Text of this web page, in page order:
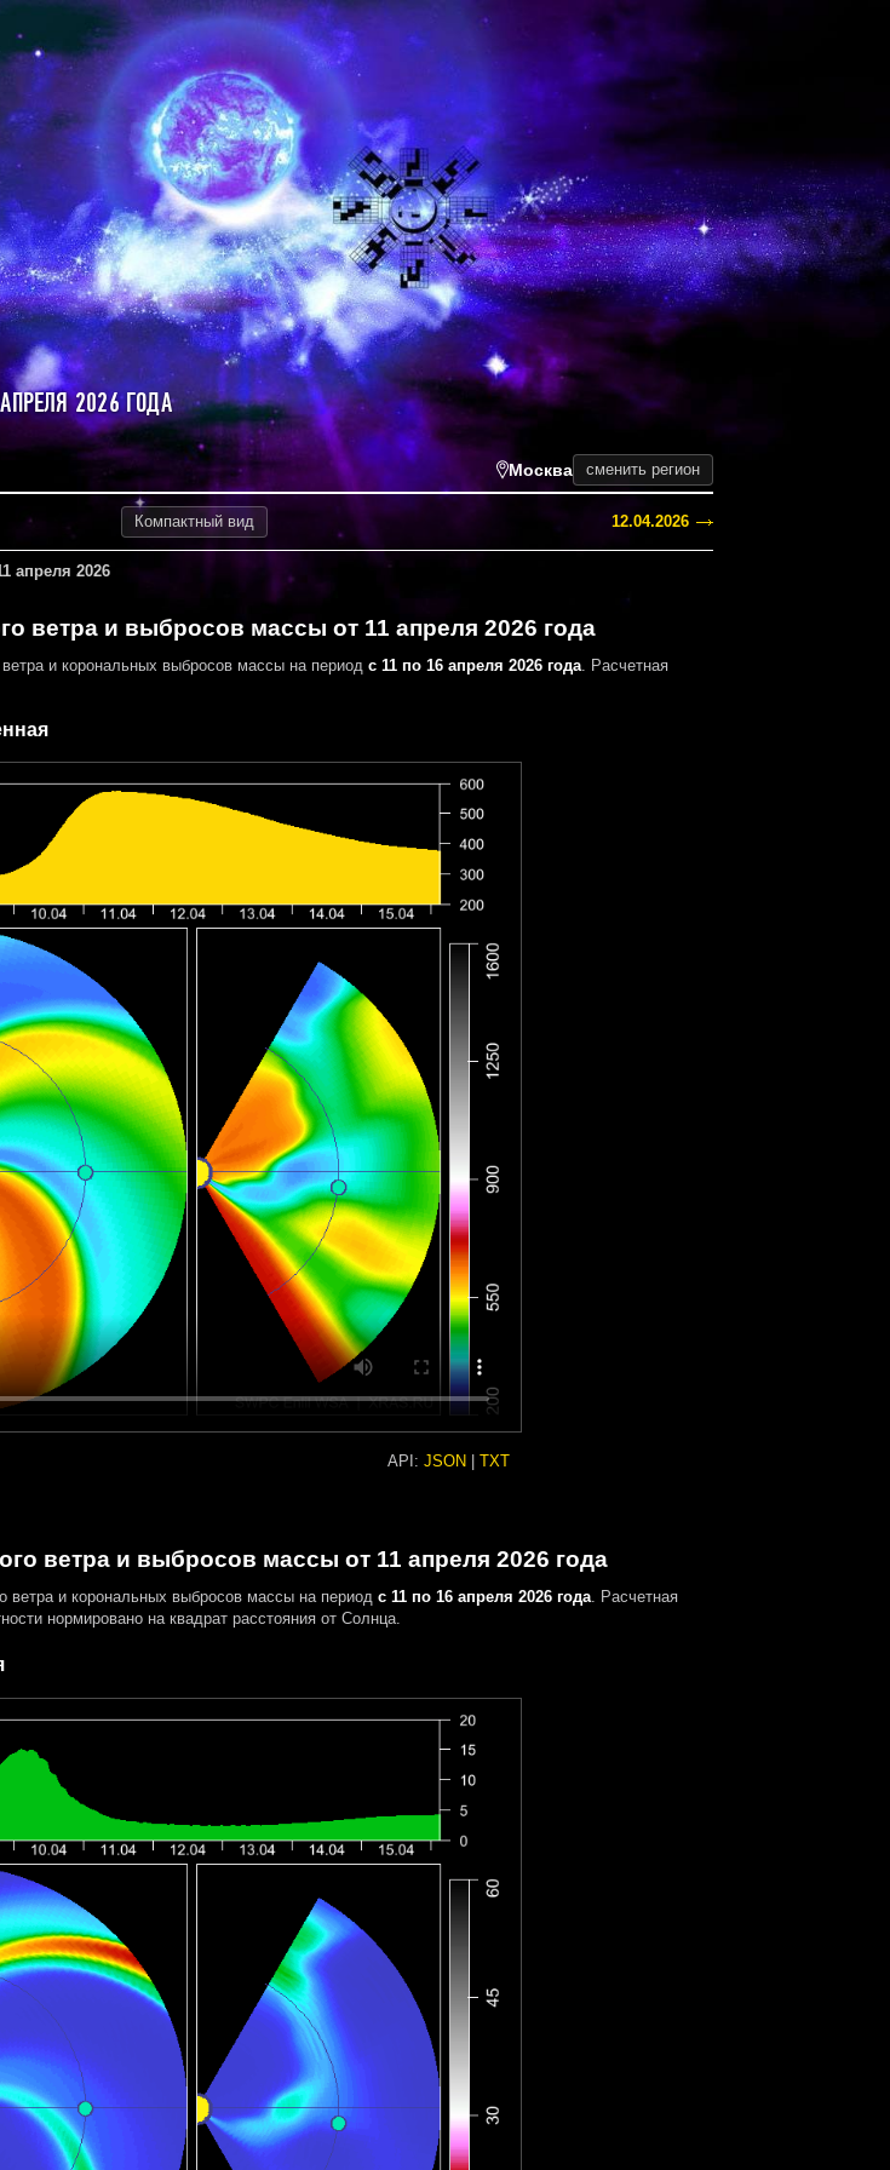
2026 ГОДА
Москва сменить регион
Компактный вид 12.04.2026
апреля 2026
ветра и выбросов массы от 11 апреля 2026 года
ветра и корональных выбросов массы на период с 11 по 16 апреля 2026 года. Расчетная
API: JSON TXT
ветра и выбросов массы от 11 апреля 2026 года
ветра и корональных выбросов массы на период с 11 по 16 апреля 2026 года. Расчетная
нормировано на квадрат расстояния от Солнца.